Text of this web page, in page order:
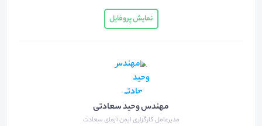
نمایش پروفایل
مهندس وحید سعادتی
مدیرعامل کارگزاری ایمن آزمای سعادت